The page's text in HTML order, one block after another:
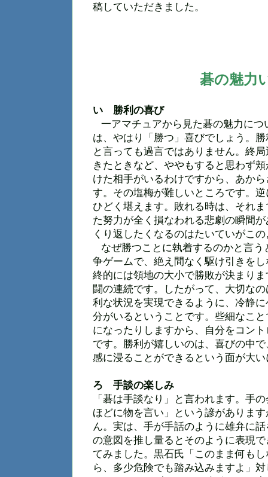
稿していただきました。
碁の魅力
い 勝利の喜び
一アマチュアから見た碁の魅力に
は、やはり「勝つ」喜びでしょう。
と言っても過言ではありません。終
きたときなど、ややもすると思わず
けた相手がいるわけですから、あか
す。その塩梅が難しいところです。
ひどく堪えます。敗れる時は、それ
た努力が全く損なわれる悲劇の瞬間
くり返したくなるのはたいていがこ
なぜ勝つことに執着するのかと言
争ゲームで、絶え間なく駆け引きを
終的には領地の大小で勝敗が決まり
闘の連続です。したがって、大切な
利な状況を実現できるように、冷静
分がいるということです。些細なこ
になったりしますから、自分をコン
です。勝利が嬉しいのは、喜びの中
感に浸ることができるという面が大
ろ 手談の楽しみ
「碁は手談なり」と言われます。手
ほどに物を言い」という諺がありま
ん。実は、手が手話のように雄弁に
の意図を推し量るとそのように表現
てみました。黒石氏「このまま何も
ら、多少危険でも踏み込みますよ」